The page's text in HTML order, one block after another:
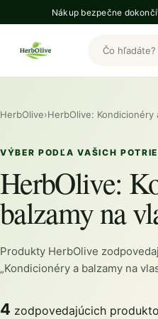
Nákup bezpečne
Hľadať
HerbOlive›HerbOlive: Kondicionéry
VÝBER PODĽA VAŠICH
HerbOlive:
balzamy na
Produkty HerbOlive
„Kondicionéry a balzamy na
4 zodpovedajúcich